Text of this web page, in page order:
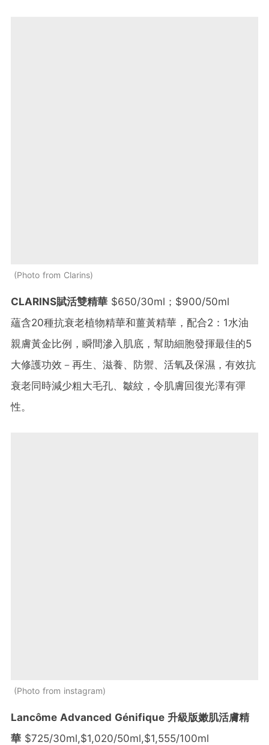
Photo from Clarins
CLARINS賦活雙精華 $650/30ml；$900/50ml
蘊含20種抗衰老植物精華和薑黃精華，配合2：1水油
親膚黃金比例，瞬間滲入肌底，幫助細胞發揮最佳的5
大修護功效－再生、滋養、防禦、活氧及保濕，有效抗
衰老同時減少粗大毛孔、皺紋，令肌膚回復光澤有彈
性。
Photo from instagram
Lancôme Advanced Génifique 升級版嫩肌活膚精
華 $725/30ml,$1,020/50ml,$1,555/100ml